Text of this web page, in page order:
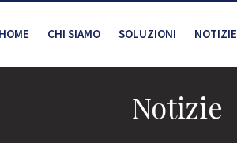
HOME CHI SIAMO SOLUZIONI NOTIZIE
Notizie